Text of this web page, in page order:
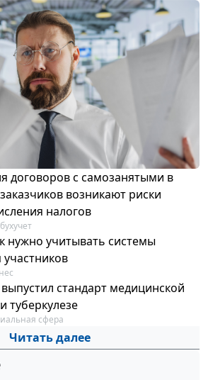
договоров с самозанятыми в
возникают риски
налогов
нужно учитывать системы
стандарт медицинской
сфера
Читать далее